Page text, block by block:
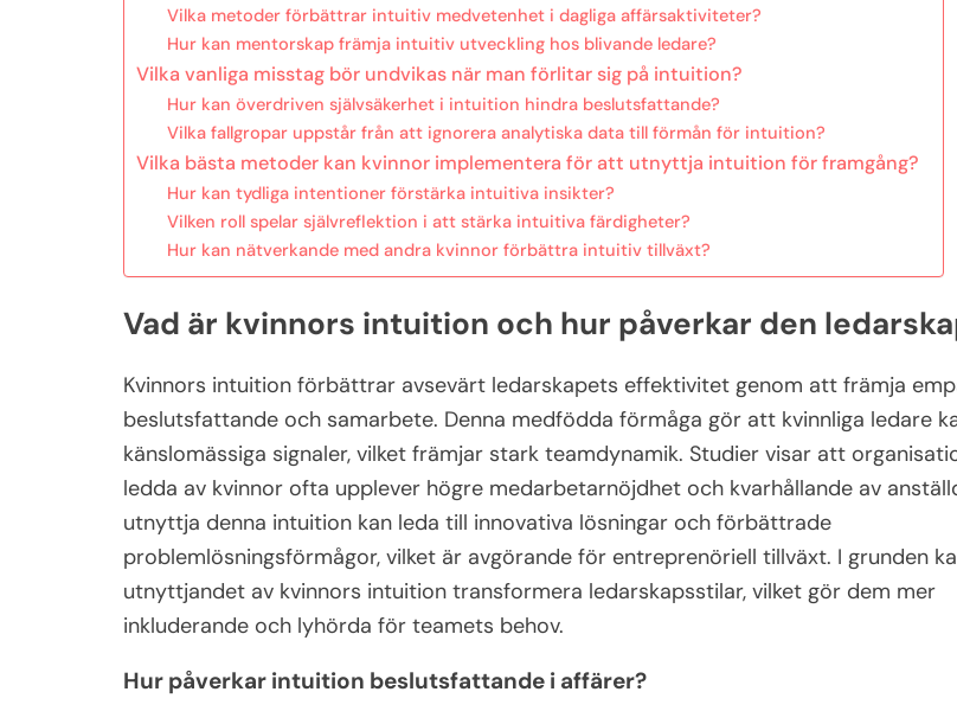
Vilka metoder förbättrar intuitiv medvetenhet i dagliga affärsaktiviteter?
Hur kan mentorskap främja intuitiv utveckling hos blivande ledare?
Vilka vanliga misstag bör undvikas när man förlitar sig på intuition?
Hur kan överdriven självsäkerhet i intuition hindra beslutsfattande?
Vilka fallgropar uppstår från att ignorera analytiska data till förmån för intuition?
Vilka bästa metoder kan kvinnor implementera för att utnyttja intuition för framgång?
Hur kan tydliga intentioner förstärka intuitiva insikter?
Vilken roll spelar självreflektion i att stärka intuitiva färdigheter?
Hur kan nätverkande med andra kvinnor förbättra intuitiv tillväxt?
Vad är kvinnors intuition och hur påverkar den
Kvinnors intuition förbättrar avsevärt ledarskapets effektivitet genom att främja
beslutsfattande och samarbete. Denna medfödda förmåga gör att kvinnliga ledare
känslomässiga signaler, vilket främjar stark teamdynamik. Studier visar att
ledda av kvinnor ofta upplever högre medarbetarnöjdhet och kvarhållande av
utnyttja denna intuition kan leda till innovativa lösningar och förbättrade
problemlösningsförmågor, vilket är avgörande för entreprenöriell tillväxt. I grunden
utnyttjandet av kvinnors intuition transformera ledarskapsstilar, vilket gör dem mer
inkluderande och lyhörda för teamets behov.
Hur påverkar intuition beslutsfattande i affärer?